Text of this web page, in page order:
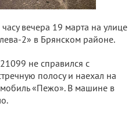
вечера 19 марта на улице
2» в Брянском районе.
не справился с
полосу и наехал на
«Пежо». В машине в